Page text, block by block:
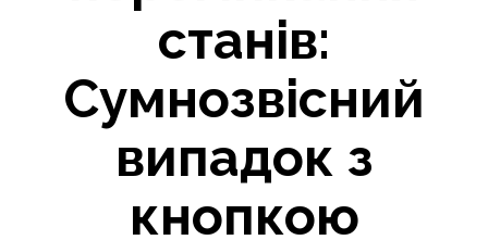
станів:
Сумнозвісний
випадок з
кнопкою